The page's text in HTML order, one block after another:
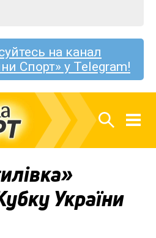
на канал
Спорт» у Telegram!
України